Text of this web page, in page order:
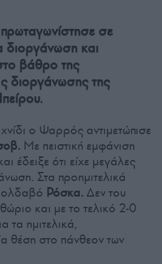
σε
διοργάνωση και
βάθρο της
διοργάνωσης της
ο Ψαρρός αντιμετώπισε
Με πειστική εμφάνιση
έδειξε ότι είχε μεγάλες
Στα προημιτελικά
Ρόσκα. Δεν του
και με το τελικό 2-0
τα ημιτελικά,
θέση στο πάνθεον των